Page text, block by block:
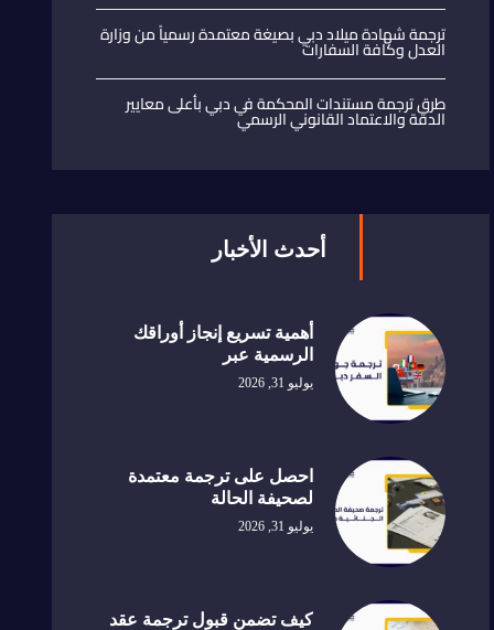
ترجمة شهادة ميلاد دبي بصيغة معتمدة رسمياً من وزارة
العدل وكافة السفارات
طرق ترجمة مستندات المحكمة في دبي بأعلى معايير
الدقة والاعتماد القانوني الرسمي
أحدث الأخبار
أهمية تسريع إنجاز أوراقك
الرسمية عبر
يوليو 31, 2026
احصل على ترجمة معتمدة
لصحيفة الحالة
يوليو 31, 2026
كيف تضمن قبول ترجمة عقد